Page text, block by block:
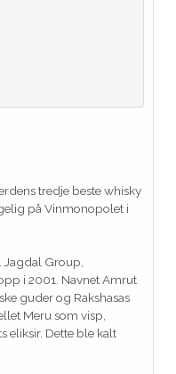
tredje beste whisky
på Vinmonopolet i
Jagdal Group,
i 2001. Navnet Amrut
guder og Rakshasas
Meru som visp,
eliksir. Dette ble kalt